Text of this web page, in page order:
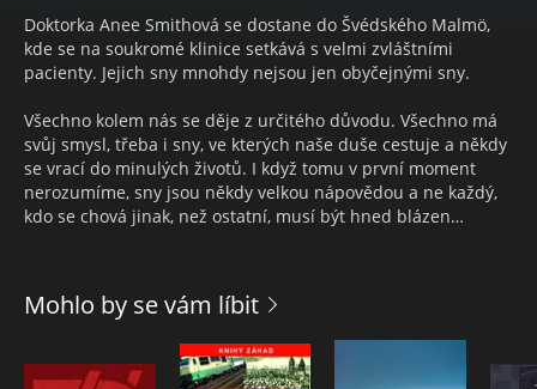
Doktorka Anee Smithová se dostane do Švédského Malmö,
kde se na soukromé klinice setkává s velmi zvláštními
pacienty. Jejich sny mnohdy nejsou jen obyčejnými sny.
Všechno kolem nás se děje z určitého důvodu. Všechno má
svůj smysl, třeba i sny, ve kterých naše duše cestuje a někdy
se vrací do minulých životů. I když tomu v první moment
nerozumíme, sny jsou někdy velkou nápovědou a ne každý,
kdo se chová jinak, než ostatní, musí být hned blázen…
Mohlo by se vám líbit